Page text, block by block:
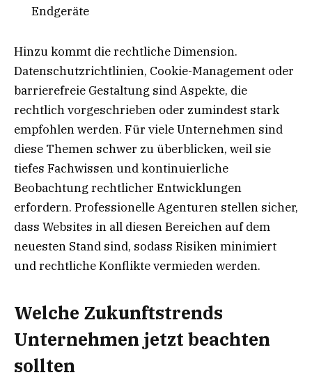
Endgeräte
Hinzu kommt die rechtliche Dimension.
Datenschutzrichtlinien, Cookie-Management oder
barrierefreie Gestaltung sind Aspekte, die
rechtlich vorgeschrieben oder zumindest stark
empfohlen werden. Für viele Unternehmen sind
diese Themen schwer zu überblicken, weil sie
tiefes Fachwissen und kontinuierliche
Beobachtung rechtlicher Entwicklungen
erfordern. Professionelle Agenturen stellen sicher,
dass Websites in all diesen Bereichen auf dem
neuesten Stand sind, sodass Risiken minimiert
und rechtliche Konflikte vermieden werden.
Welche Zukunftstrends
Unternehmen jetzt beachten
sollten